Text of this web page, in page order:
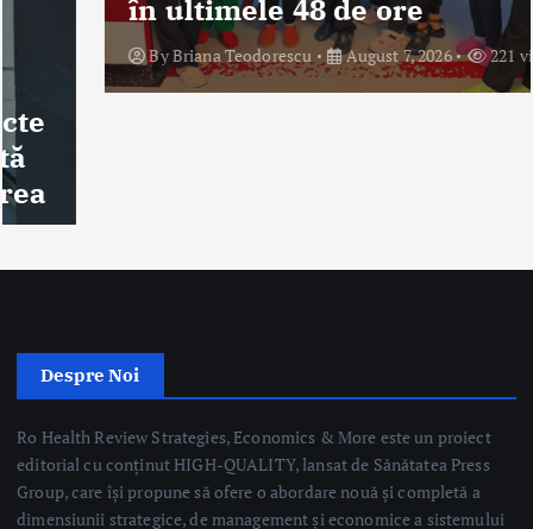
în ultimele 48 de ore
Briana Teodorescu August 7, 2026 221 views
Group, care își propune să ofere o abordare nouă și completă a
dimensiunii strategice, de management și economice a sistemului
de sănătate din România.
Sănătatea Press Group